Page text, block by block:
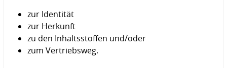
zur Identität
zur Herkunft
zu den Inhaltsstoffen und/oder
zum Vertriebsweg.